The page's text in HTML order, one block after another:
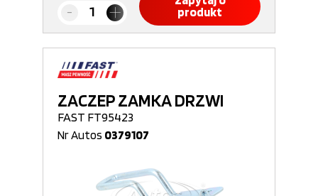
produkt
ZACZEP ZAMKA DRZWI
FAST FT95423
Nr Autos 0379107